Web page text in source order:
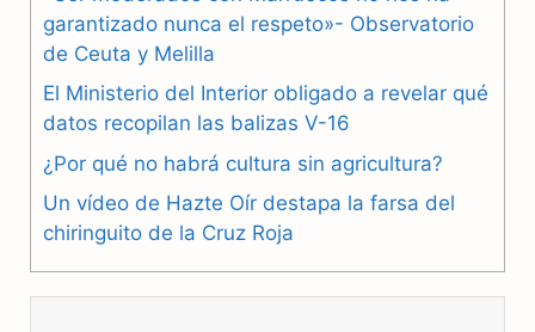
b
o
o
k
g
r
a
m
s
p
p
garantizado nunca el respeto»- Observatorio
de Ceuta y Melilla
El Ministerio del Interior obligado a revelar qué
datos recopilan las balizas V-16
¿Por qué no habrá cultura sin agricultura?
Un vídeo de Hazte Oír destapa la farsa del
chiringuito de la Cruz Roja